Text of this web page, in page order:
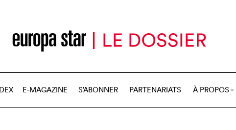
E-MAGAZINE S’ABONNER PARTENARIATS À PROPOS